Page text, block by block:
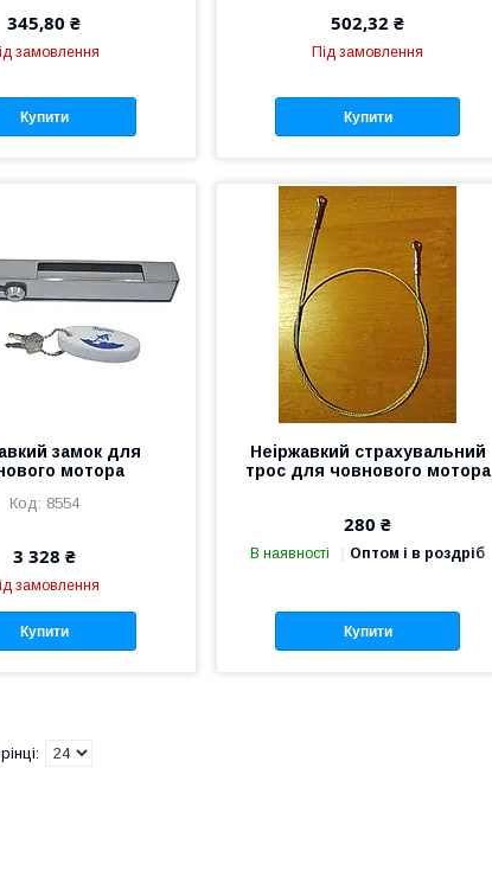
345,80 ₴
замовлення
Купити
502,32 ₴
Під замовлення
Купити
замок для
мотора
8554
3 328 ₴
замовлення
Купити
Неіржавкий страхувальний
трос для човнового мотора
280 ₴
В наявності Оптом і в роздріб
Купити